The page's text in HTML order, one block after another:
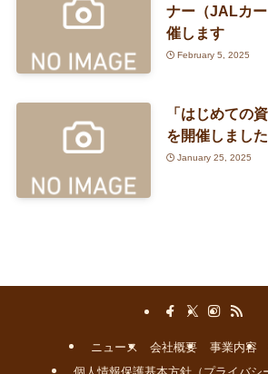
ナー（JALカ
催します
February 5, 2025
「はじめての
を開催しました
January 25, 2025
ニュース 会社概要 事業内容